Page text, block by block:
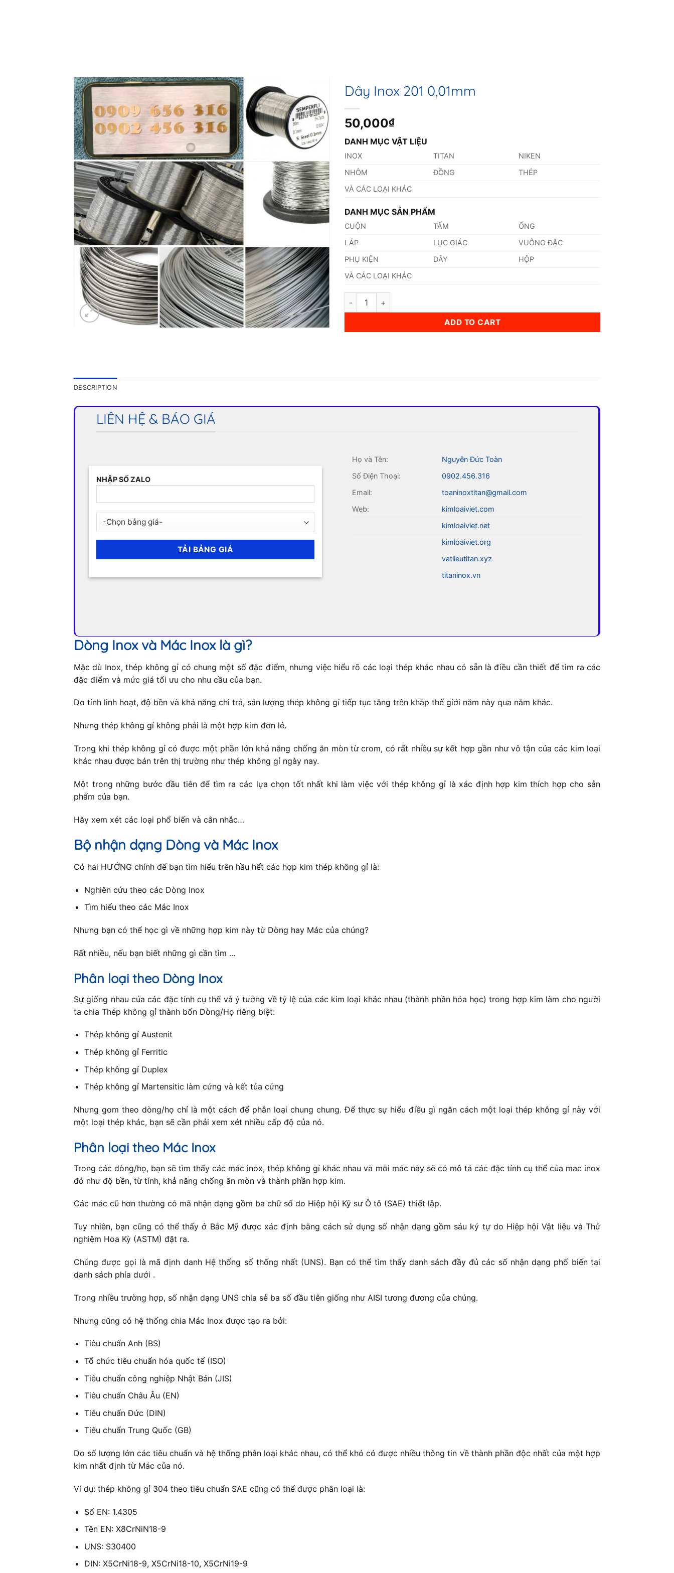
Dây Inox 201 0,01mm
50,000₫
DANH MỤC VẬT LIỆU
INOX TITAN
NIKEN
NHÔM
ĐỒNG
THÉP
VÀ CÁC LOẠI KHÁC
DANH MỤC SẢN PHẨM
CUỘN TẤM
ỐNG
LÁP
LỤC GIÁC
VUÔNG ĐẶC
PHỤ KIỆN
DÂY
HỘP
VÀ CÁC LOẠI KHÁC
Dây Inox 201 0,01mm quantity
ADD TO CART
DESCRIPTION
LIÊN HỆ & BÁO GIÁ
NHẬP SỐ ZALO
Họ và Tên:
Nguyễn Đức Toàn
Số Điện Thoại:
0902.456.316
Email:
toaninoxtitan@gmail.com
Web:
kimloaiviet.com
kimloaiviet.net
kimloaiviet.org
vatlieutitan.xyz
titaninox.vn
Dòng Inox và Mác Inox là gì?
Mặc dù Inox, thép không gỉ có chung một số đặc điểm, nhưng việc hiểu rõ các loại thép khác nhau có sẵn là điều cần thiết để tìm ra các
đặc điểm và mức giá tối ưu cho nhu cầu của bạn.
Do tính linh hoạt, độ bền và khả năng chi trả, sản lượng thép không gỉ tiếp tục tăng trên khắp thế giới năm này qua năm khác.
Nhưng thép không gỉ không phải là một hợp kim đơn lẻ.
Trong khi thép không gỉ có được một phần lớn khả năng chống ăn mòn từ crom, có rất nhiều sự kết hợp gần như vô tận của các kim loại
khác nhau được bán trên thị trường như thép không gỉ ngày nay.
Một trong những bước đầu tiên để tìm ra các lựa chọn tốt nhất khi làm việc với thép không gỉ là xác định hợp kim thích hợp cho sản
phẩm của bạn.
Hãy xem xét các loại phổ biến và cân nhắc…
Bộ nhận dạng Dòng và Mác Inox
Có hai HƯỚNG chính để bạn tìm hiểu trên hầu hết các hợp kim thép không gỉ là:
Nghiên cứu theo các Dòng Inox
Tìm hiểu theo các Mác Inox
Nhưng bạn có thể học gì về những hợp kim này từ Dòng hay Mác của chúng?
Rất nhiều, nếu bạn biết những gì cần tìm ...
Phân loại theo Dòng Inox
Sự giống nhau của các đặc tính cụ thể và ý tưởng về tỷ lệ của các kim loại khác nhau (thành phần hóa học) trong hợp kim làm cho người
ta chia Thép không gỉ thành bốn Dòng/Họ riêng biệt:
Thép không gỉ Austenit
Thép không gỉ Ferritic
Thép không gỉ Duplex
Thép không gỉ Martensitic làm cứng và kết tủa cứng
Nhưng gom theo dòng/họ chỉ là một cách để phân loại chung chung. Để thực sự hiểu điều gì ngăn cách một loại thép không gỉ này với
một loại thép khác, bạn sẽ cần phải xem xét nhiều cấp độ của nó.
Phân loại theo Mác Inox
Trong các dòng/họ, bạn sẽ tìm thấy các mác inox, thép không gỉ khác nhau và mỗi mác này sẽ có mô tả các đặc tính cụ thể của mac inox
đó như độ bền, từ tính, khả năng chống ăn mòn và thành phần hợp kim.
Các mác cũ hơn thường có mã nhận dạng gồm ba chữ số do Hiệp hội Kỹ sư Ô tô (SAE) thiết lập.
Tuy nhiên, bạn cũng có thể thấy ở Bắc Mỹ được xác định bằng cách sử dụng số nhận dạng gồm sáu ký tự do Hiệp hội Vật liệu và Thử
nghiệm Hoa Kỳ (ASTM) đặt ra.
Chúng được gọi là mã định danh Hệ thống số thống nhất (UNS). Bạn có thể tìm thấy danh sách đầy đủ các số nhận dạng phổ biến tại
danh sách phía dưới .
Trong nhiều trường hợp, số nhận dạng UNS chia sẻ ba số đầu tiên giống như AISI tương đương của chúng.
Nhưng cũng có hệ thống chia Mác Inox được tạo ra bởi:
Tiêu chuẩn Anh (BS)
Tổ chức tiêu chuẩn hóa quốc tế (ISO)
Tiêu chuẩn công nghiệp Nhật Bản (JIS)
Tiêu chuẩn Châu Âu (EN)
Tiêu chuẩn Đức (DIN)
Tiêu chuẩn Trung Quốc (GB)
Do số lượng lớn các tiêu chuẩn và hệ thống phân loại khác nhau, có thể khó có được nhiều thông tin về thành phần độc nhất của một hợp
kim nhất định từ Mác của nó.
Ví dụ: thép không gỉ 304 theo tiêu chuẩn SAE cũng có thể được phân loại là:
Số EN: 1.4305
Tên EN: X8CrNiN18-9
UNS: S30400
DIN: X5CrNi18-9, X5CrNi18-10, X5CrNi19-9